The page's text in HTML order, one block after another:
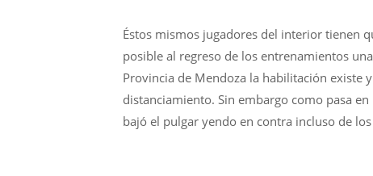
Éstos mismos jugadores del interior tienen
posible al regreso de los entrenamientos
Provincia de Mendoza la habilitación existe
distanciamiento. Sin embargo como pasa
bajó el pulgar yendo en contra incluso de